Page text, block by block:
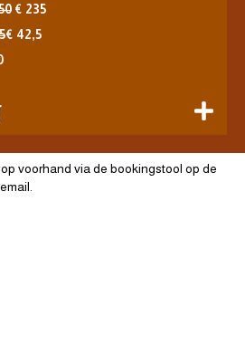
€ 235
€ 42,5
voorhand via de bookingstool op de